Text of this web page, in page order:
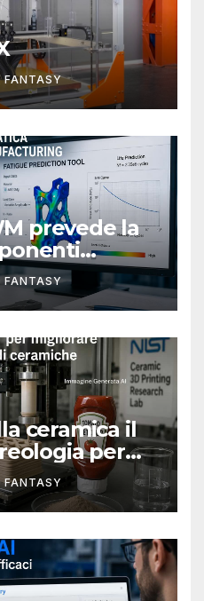
FANTASY
prevede la
in 3D
FANTASY
ceramica il
per
la
FANTASY